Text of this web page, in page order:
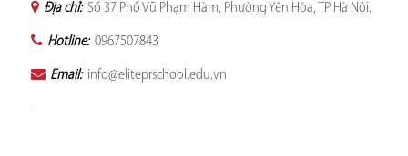
Địa chỉ: Số 37 Phố Vũ Phạm Hàm, Phường Yên Hòa, TP Hà Nội.
Hotline: 0967507843
Email: info@eliteprschool.edu.vn